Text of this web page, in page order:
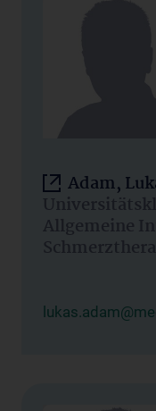
Adam,
Allgemeine